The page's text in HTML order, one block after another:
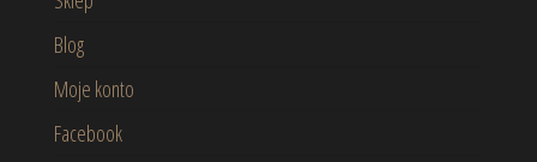
Blog
Moje konto
Facebook